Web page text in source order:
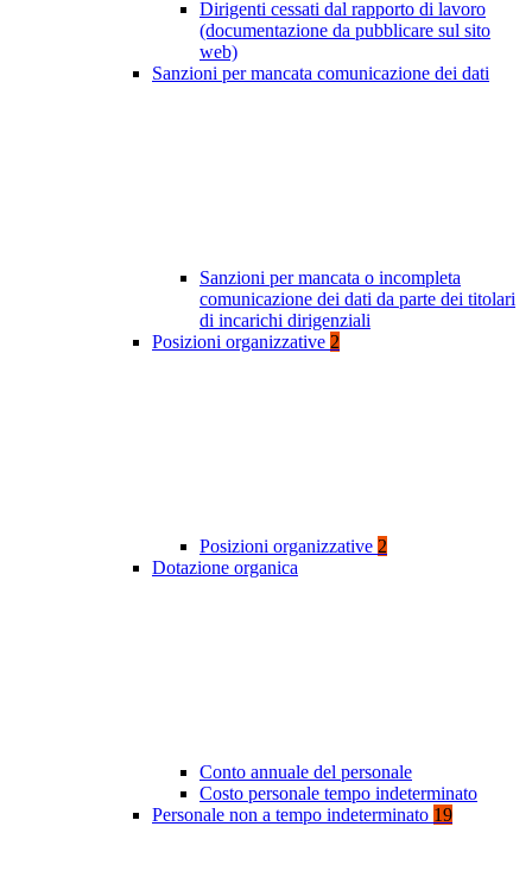
Dirigenti cessati dal rapporto di lavoro
(documentazione da pubblicare sul sito
web)
Sanzioni per mancata comunicazione dei dati
Sanzioni per mancata o incompleta
comunicazione dei dati da parte dei titolari
di incarichi dirigenziali
Posizioni organizzative 2
Posizioni organizzative 2
Dotazione organica
Conto annuale del personale
Costo personale tempo indeterminato
Personale non a tempo indeterminato 19